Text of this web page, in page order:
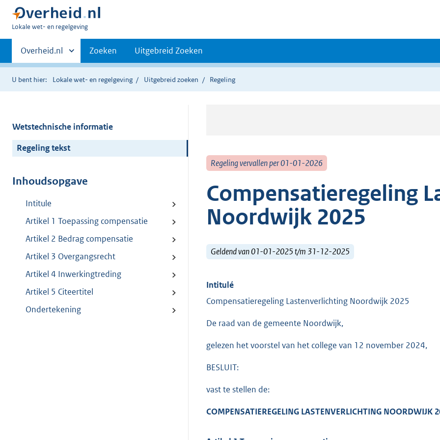
U
hier:
Lokale wet- en regelgeving
Primaire
navigatie
Andere
sites
binnen
Overheid.nl Zoeken Uitgebreid Zoeken
U bent hier: Lokale wet- en regelgeving Uitgebreid zoeken Regeling
Wetstechnische informatie
Regeling tekst
Inhoudsopgave
Intitule
Artikel 1 Toepassing compensatie
Artikel 2 Bedrag compensatie
Artikel 3 Overgangsrecht
Artikel 4 Inwerkingtreding
Artikel 5 Citeertitel
Ondertekening
Regeling vervallen per 01-01-2026
Compensatieregeling
Noordwijk 2025
Geldend van 01-01-2025 t/m 31-12-2025
Intitulé
Compensatieregeling Lastenverlichting Noordwijk 2025
De raad van de gemeente Noordwijk,
gelezen het voorstel van het college van 12 november 2024,
BESLUIT:
vast te stellen de:
COMPENSATIEREGELING LASTENVERLICHTING NOORDWIJK